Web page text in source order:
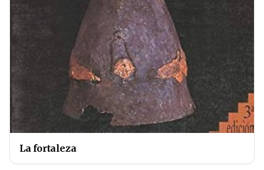
La fortaleza